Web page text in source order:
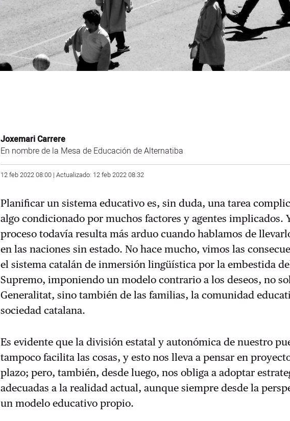
Joxemari Carrere
En nombre de la Mesa de Educación de Alternatiba
12 feb 2022 08:00 | Actualizado: 12 feb 2022 08:32
Planificar un sistema educativo es, sin duda, una tarea
algo condicionado por muchos factores y agentes implicados.
proceso todavía resulta más arduo cuando hablamos de
en las naciones sin estado. No hace mucho, vimos las
el sistema catalán de inmersión lingüística por la embestida
Supremo, imponiendo un modelo contrario a los deseos, no
Generalitat, sino también de las familias, la comunidad
sociedad catalana.
Es evidente que la división estatal y autonómica de nuestro
tampoco facilita las cosas, y esto nos lleva a pensar en
plazo; pero, también, desde luego, nos obliga a adoptar
adecuadas a la realidad actual, aunque siempre desde la
un modelo educativo propio.